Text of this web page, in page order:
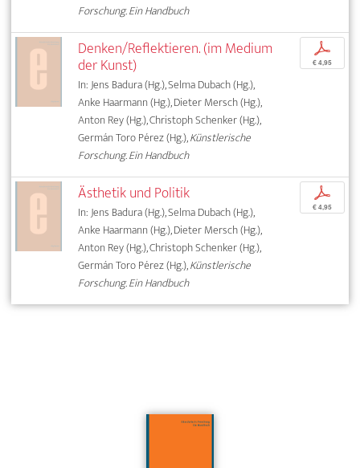
Forschung. Ein Handbuch
Denken/Reflektieren. (im Medium
der Kunst)
In: Jens Badura (Hg.), Selma Dubach (Hg.),
Anke Haarmann (Hg.), Dieter Mersch (Hg.),
Anton Rey (Hg.), Christoph Schenker (Hg.),
Germán Toro Pérez (Hg.),Künstlerische
Forschung. Ein Handbuch
p
€ 4,95
Ästhetik und Politik
In: Jens Badura (Hg.), Selma Dubach (Hg.),
Anke Haarmann (Hg.), Dieter Mersch (Hg.),
Anton Rey (Hg.), Christoph Schenker (Hg.),
Germán Toro Pérez (Hg.),Künstlerische
Forschung. Ein Handbuch
p
€ 4,95